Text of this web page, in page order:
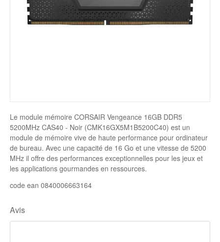
Disque SSD
Le module mémoire CORSAIR Vengeance 16GB DDR5
5200MHz CAS40 - Noir (CMK16GX5M1B5200C40) est un
module de mémoire vive de haute performance pour ordinateur
de bureau. Avec une capacité de 16 Go et une vitesse de 5200
MHz il offre des performances exceptionnelles pour les jeux et
les applications gourmandes en ressources.
code ean 0840006663164
Avis